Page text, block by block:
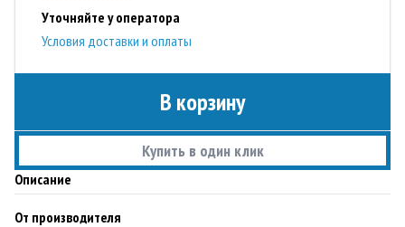
Уточняйте у оператора
Условия доставки и оплаты
В корзину
Купить в один клик
Описание
От производителя